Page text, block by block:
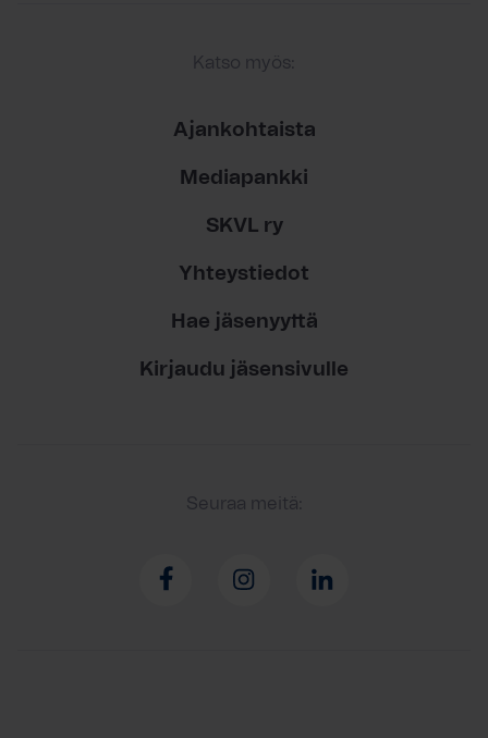
Katso myös:
Ajankohtaista
Mediapankki
SKVL ry
Yhteystiedot
Hae jäsenyyttä
Kirjaudu jäsensivulle
Seuraa meitä: